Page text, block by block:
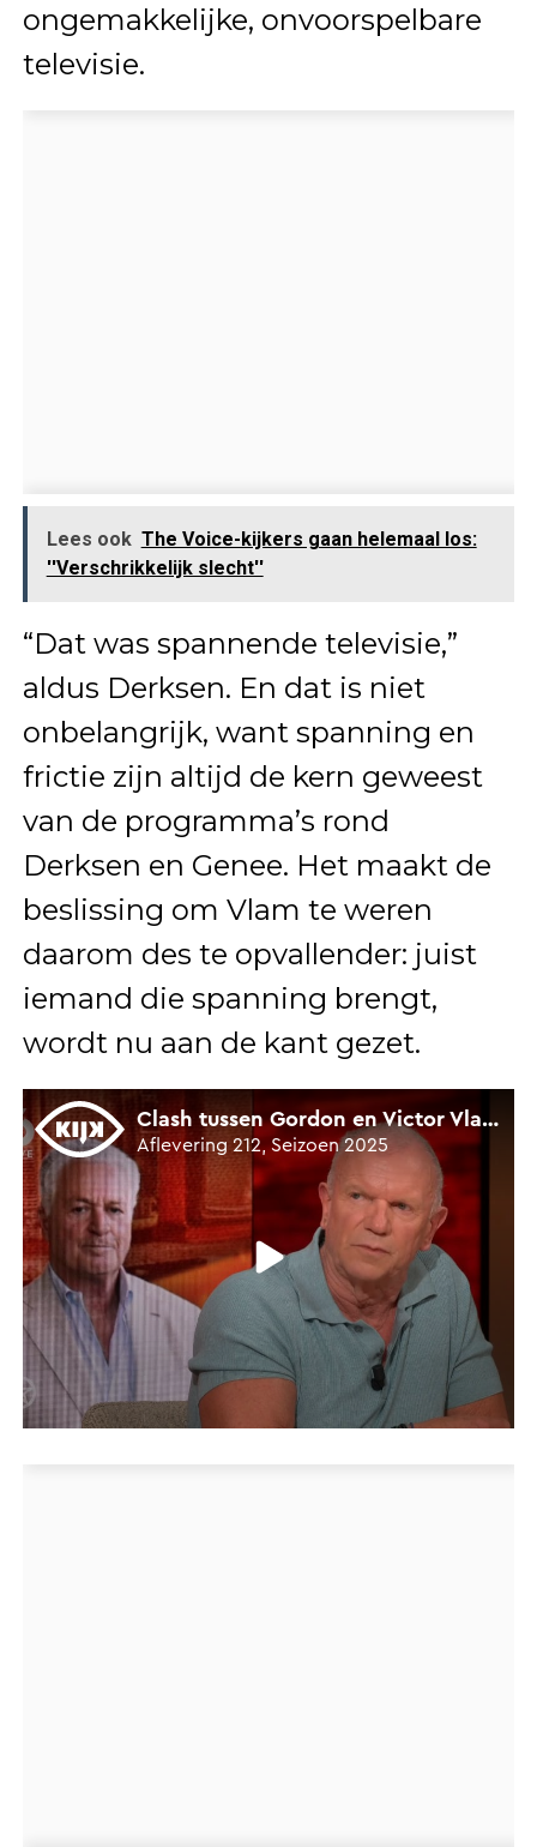
ongemakkelijke, onvoorspelbare
televisie.
Lees ook The Voice-kijkers gaan helemaal los:
''Verschrikkelijk slecht''
“Dat was spannende televisie,”
aldus Derksen. En dat is niet
onbelangrijk, want spanning en
frictie zijn altijd de kern geweest
van de programma’s rond
Derksen en Genee. Het maakt de
beslissing om Vlam te weren
daarom des te opvallender: juist
iemand die spanning brengt,
wordt nu aan de kant gezet.